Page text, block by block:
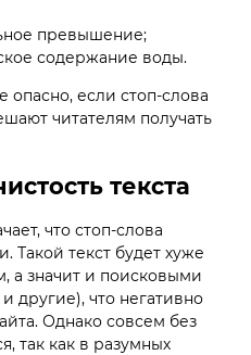
превышение;
содержание воды.
если стоп-слова
читателям получать
текста
что стоп-слова
Такой текст будет хуже
а значит и поисковыми
другие), что негативно
Однако совсем без
так как в разумных